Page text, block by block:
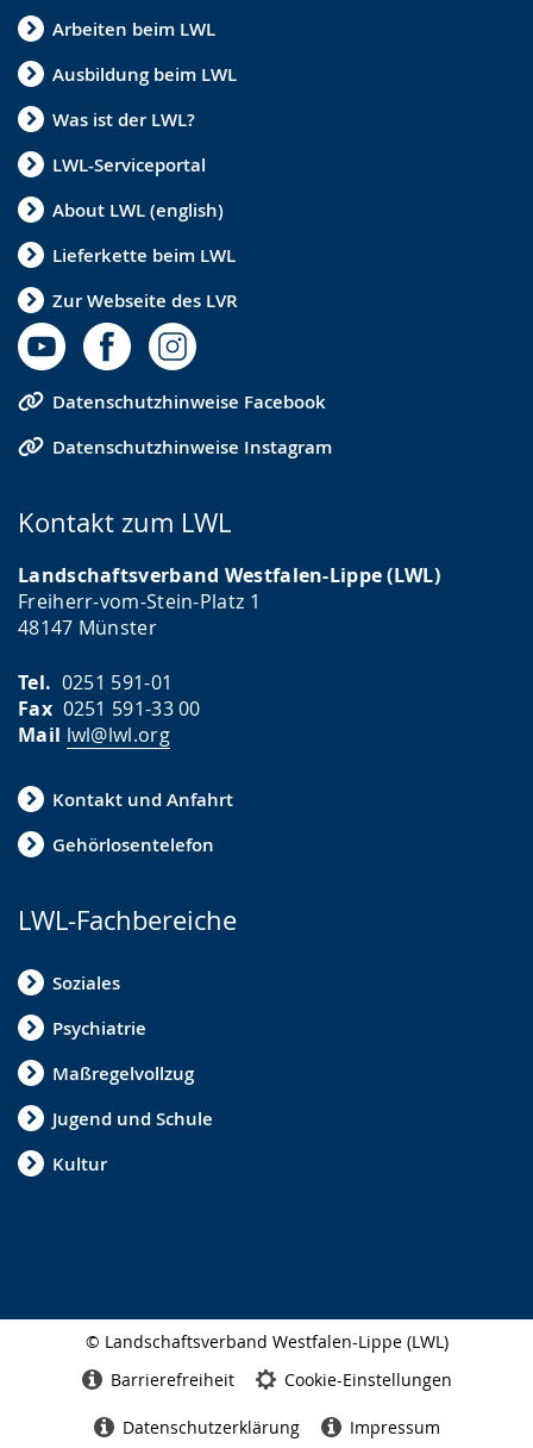
Arbeiten beim LWL
Ausbildung beim LWL
Was ist der LWL?
LWL-Serviceportal
About LWL (english)
Lieferkette beim LWL
Zur Webseite des LVR
Datenschutzhinweise Facebook
Datenschutzhinweise Instagram
Kontakt zum LWL
Landschaftsverband Westfalen-Lippe (LWL)
Freiherr-vom-Stein-Platz 1
48147 Münster
Tel. 0251 591-01
Fax0251 591-33 00
Mail lwl@lwl.org
Kontakt und Anfahrt
Gehörlosentelefon
LWL-Fachbereiche
Soziales
Psychiatrie
Maßregelvollzug
Jugend und Schule
Kultur
© Landschaftsverband Westfalen-Lippe (LWL)
Barrierefreiheit Cookie-Einstellungen
Datenschutzerklärung Impressum